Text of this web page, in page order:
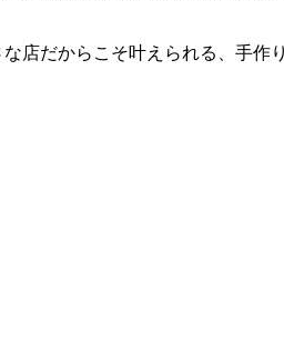
店だからこそ叶えられる、手作